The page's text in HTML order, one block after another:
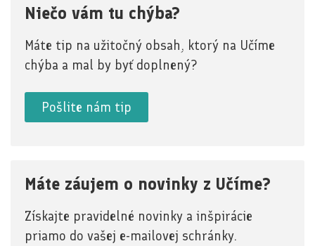
Niečo vám tu chýba?
Máte tip na užitočný obsah, ktorý na Učíme
chýba a mal by byť doplnený?
Pošlite nám tip
Máte záujem o novinky z Učíme?
Získajte pravidelné novinky a inšpirácie
priamo do vašej e-mailovej schránky.